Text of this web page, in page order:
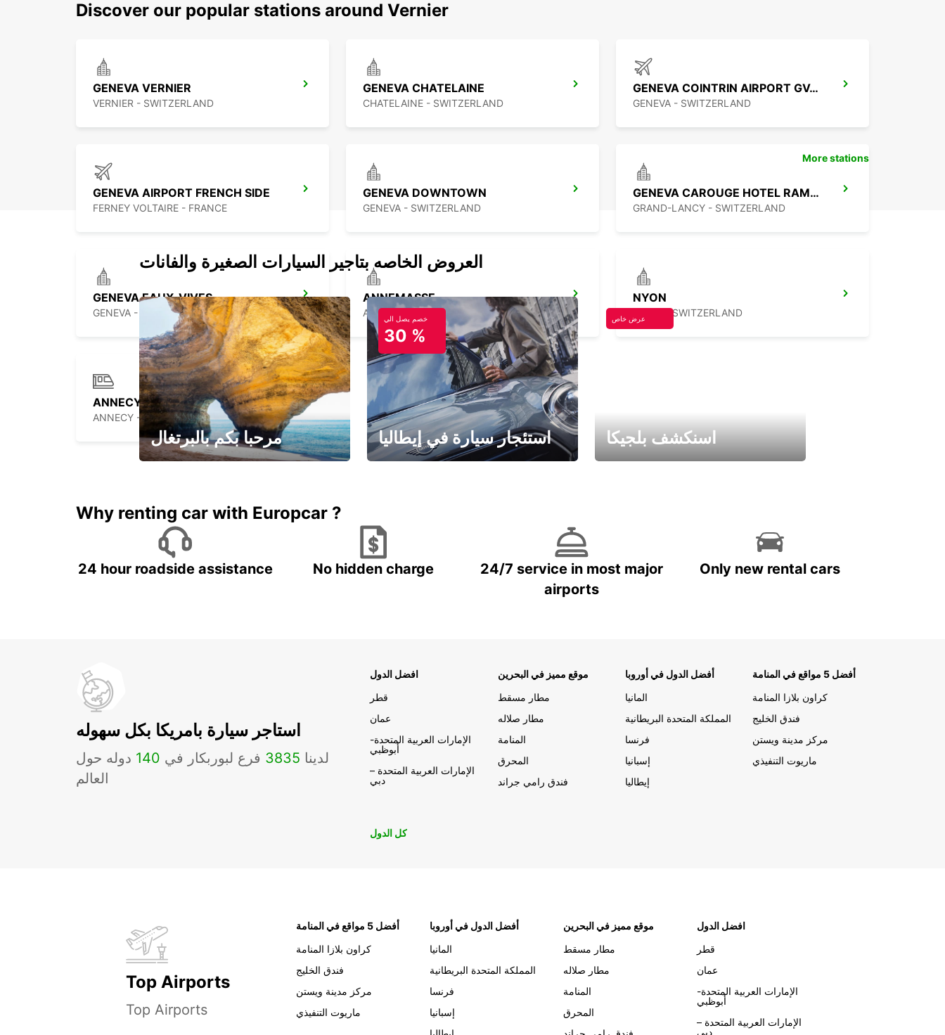
Discover our popular stations around Vernier
GENEVA VERNIER
VERNIER - SWITZERLAND
GENEVA CHATELAINE
CHATELAINE - SWITZERLAND
GENEVA COINTRIN AIRPORT GVA SWISS SIDE
GENEVA - SWITZERLAND
GENEVA AIRPORT FRENCH SIDE
FERNEY VOLTAIRE - FRANCE
GENEVA DOWNTOWN
GENEVA - SWITZERLAND
GENEVA CAROUGE HOTEL RAMADA ENCORE
GRAND-LANCY - SWITZERLAND
GENEVA EAUX-VIVES
GENEVA - SWITZERLAND
ANNEMASSE
ANNEMASSE - FRANCE
NYON
NYON - SWITZERLAND
ANNECY
ANNECY - FRANCE
More stations
العروض الخاصه بتاجير السيارات الصغيرة والفانات
مرحبا بكم بالبرتغال
خصم يصل الي
30 %
استئجار سيارة في إيطاليا
عرض خاص
اسنكشف بلجيكا
Why renting car with Europcar ?
24 hour roadside assistance No hidden charge
24/7 service in most major
airports
Only new rental cars
استاجر سيارة بامريكا بكل سهوله
لدينا 3835 فرع لبوربكار في 140 دوله حول
العالم
افضل الدول
قطر
عمان
الإمارات العربية المتحدة-
أبوظبي
الإمارات العربية المتحدة –
دبي
موقع مميز في البحرين
مطار مسقط
مطار صلاله
المنامة
المحرق
فندق رامي جراند
أفضل الدول في أوروبا
المانيا
المملكة المتحدة البريطانية
فرنسا
إسبانيا
إيطاليا
أفضل 5 مواقع في المنامة
كراون بلازا المنامة
فندق الخليج
مركز مدينة ويستن
ماريوت التنفيذي
كل الدول
Top Airports
Top Airports
أفضل 5 مواقع في المنامة
كراون بلازا المنامة
فندق الخليج
مركز مدينة ويستن
ماريوت التنفيذي
أفضل الدول في أوروبا
المانيا
المملكة المتحدة البريطانية
فرنسا
إسبانيا
موقع مميز في البحرين
مطار مسقط
مطار صلاله
المنامة
المحرق
افضل الدول
قطر
عمان
الإمارات العربية المتحدة-
أبوظبي
الإمارات العربية المتحدة –
دبي